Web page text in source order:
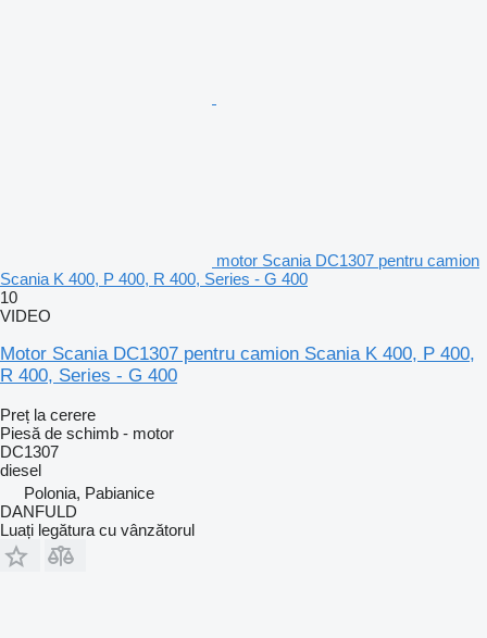
motor Scania DC1307 pentru camion
Scania K 400, P 400, R 400, Series - G 400
10
VIDEO
Motor Scania DC1307 pentru camion Scania K 400, P 400,
R 400, Series - G 400
Preț la cerere
Piesă de schimb - motor
DC1307
diesel
Polonia, Pabianice
DANFULD
Luați legătura cu vânzătorul